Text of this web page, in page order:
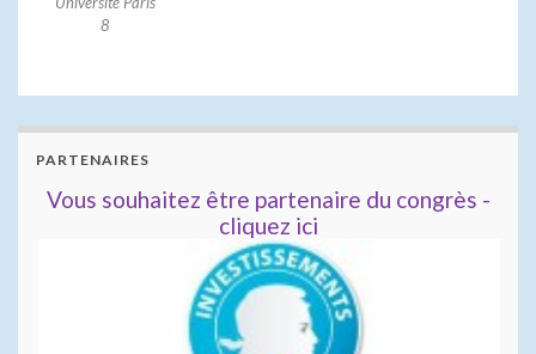
8
PARTENAIRES
Vous souhaitez être partenaire du congrès -
cliquez ici